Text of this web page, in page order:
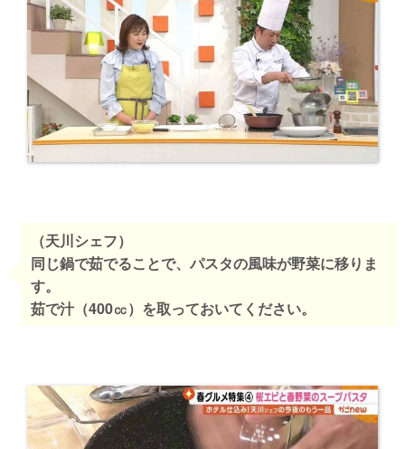
（天川シェフ）
同じ鍋で茹でることで、パスタの風味が野菜に移りま
す。
茹で汁（400㏄）を取っておいてください。